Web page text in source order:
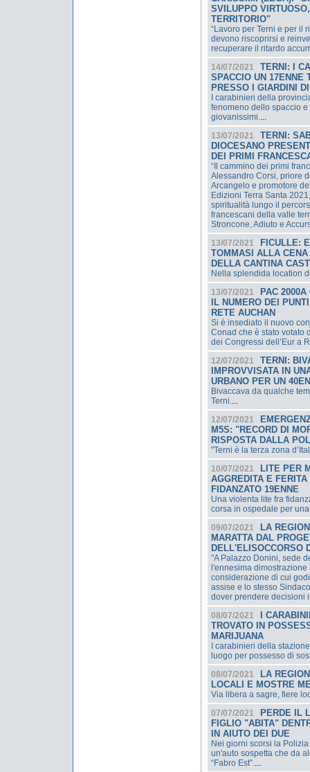
SVILUPPO
TERRITORIO"
“Lavoro per Terni e per il
devono riscoprirsi e
recuperare il ritardo
14/07/2021
TERNI: I
SPACCIO UN 17ENNE
PRESSO I GIARDINI
I carabinieri della
fenomeno dello spaccio
giovanissimi....
13/07/2021
TERNI:
DIOCESANO
DEI PRIMI
“Il cammino dei primi
Alessandro Corsi, priore
Arcangelo e promotore
Edizioni Terra Santa
spiritualità lungo il
francescani della valle
Stroncone, Adiuto e
13/07/2021
FICULLE:
TOMMASI ALLA
DELLA CANTINA
Nella splendida location
13/07/2021
PAC
IL NUMERO DEI
RETE AUCHAN
Si è insediato il nuovo
Conad che è stato votato
dei Congressi dell’Eur a
12/07/2021
TERNI:
IMPROVVISATA IN
URBANO PER UN
Bivaccava da qualche
Terni....
12/07/2021
M5S: "RECORD DI
RISPOSTA DALLA
"Terni è la terza zona
10/07/2021
LITE PER
AGGREDITA E
FIDANZATO 19ENNE
Una violenta lite fra
corsa in ospedale per
09/07/2021
LA
MARATTA DAL
DELL'ELISOCCORSO
"A Palazzo Donini, sede
l'ennesima
considerazione di cui
assise e lo stesso
dover prendere decisioni
08/07/2021
I
TROVATO IN
MARIJUANA
I carabinieri della
luogo per possesso di
08/07/2021
LA
LOCALI E MOSTRE
Via libera a sagre, fiere
07/07/2021
PERDE IL
FIGLIO "ABITA"
IN AIUTO DEI DUE
Nei giorni scorsi la
un'auto sospetta che da
“Fabro Est”....